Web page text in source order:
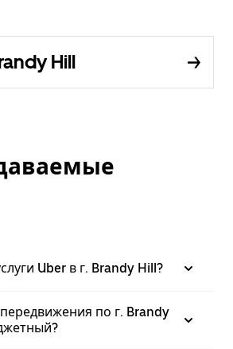
Hill
Uber в г. Brandy Hill?
по г. Brandy